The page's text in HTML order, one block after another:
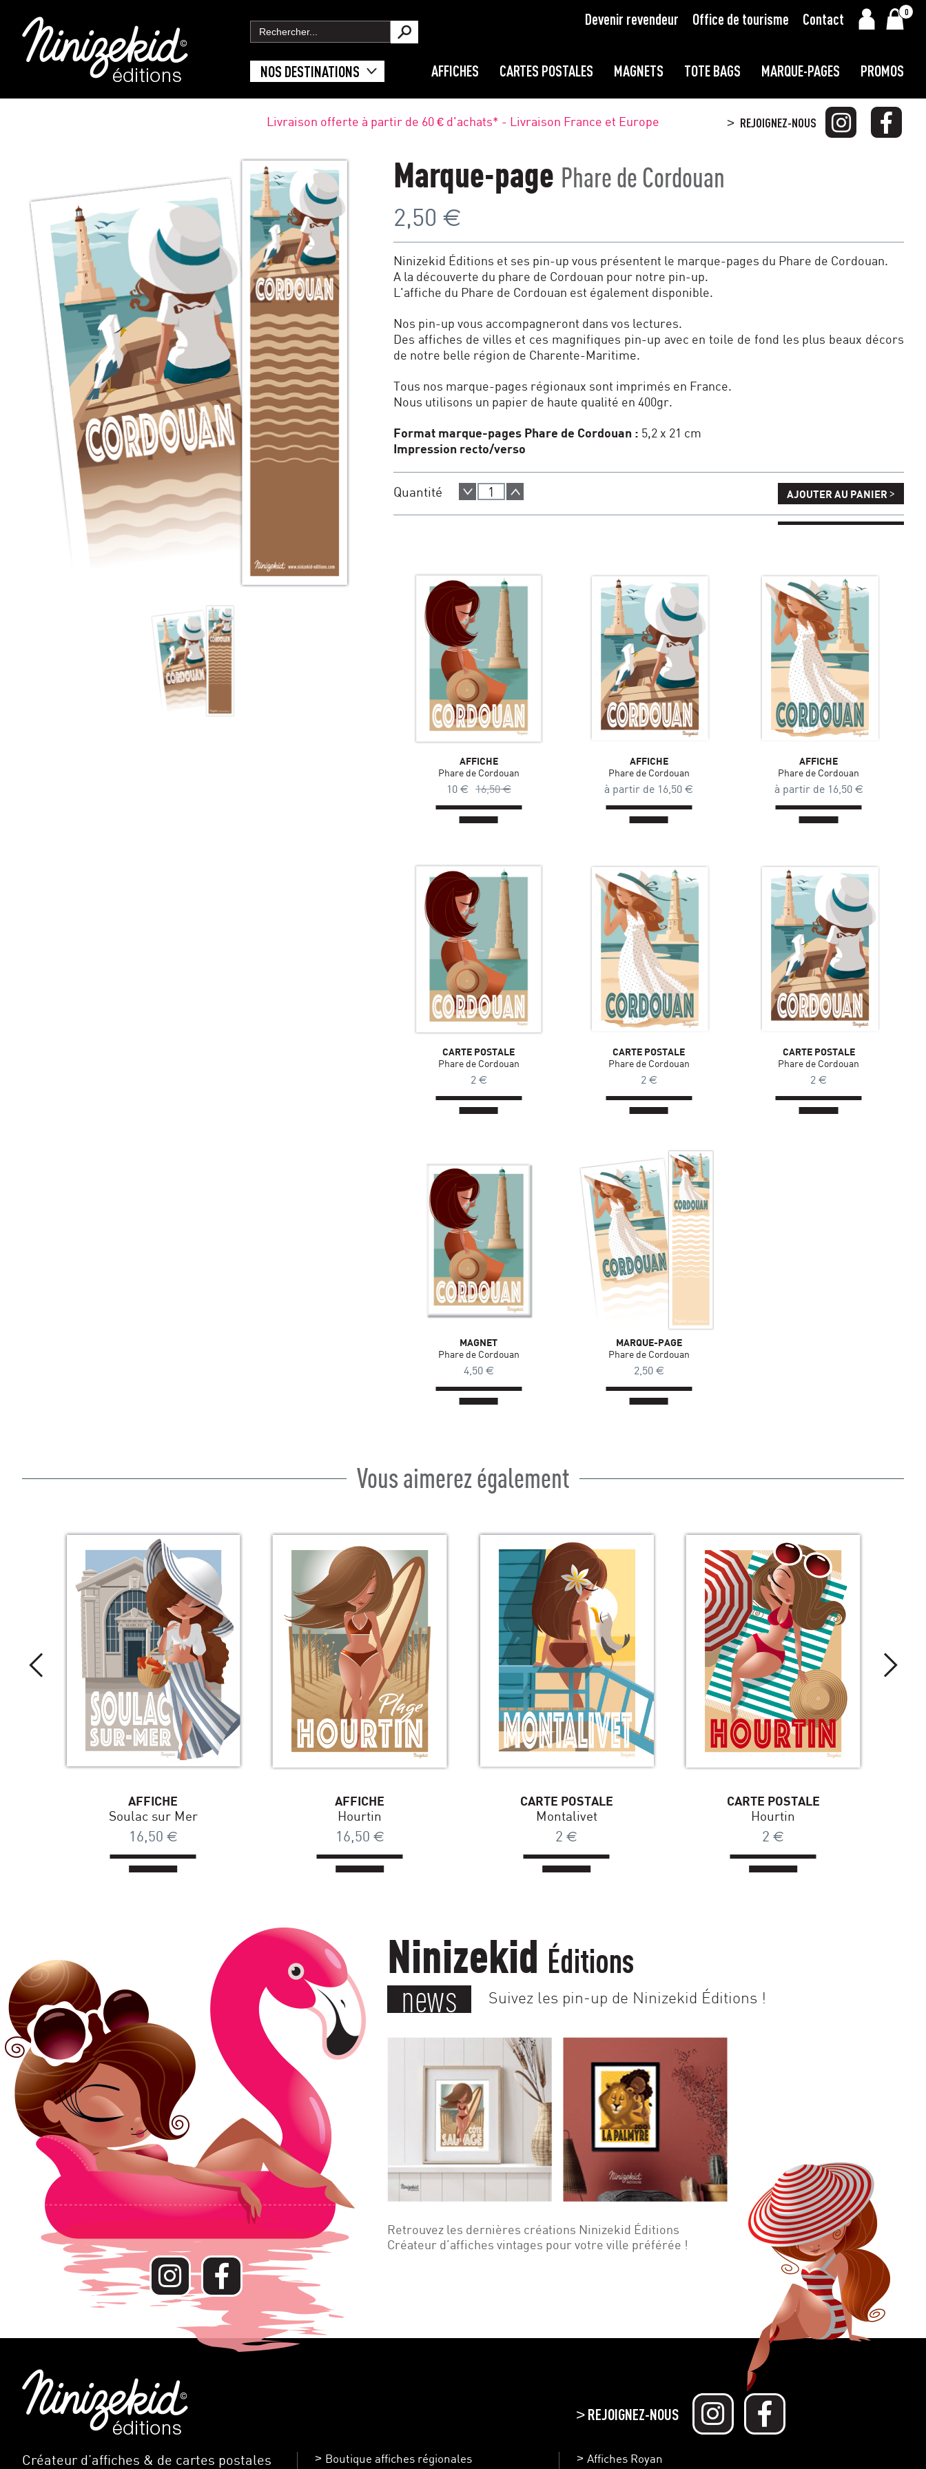
Devenir revendeur Office de tourisme Contact 0
NOS DESTINATIONS AFFICHES CARTES POSTALES MAGNETS TOTE BAGS MARQUE-PAGES PROMOS
> REJOIGNEZ-NOUS
Livraison offerte à partir de 60 € d'achats* - Livraison France et Europe
Marque-page Phare de Cordouan
2,50 €
Ninizekid Éditions et ses pin-up vous présentent le marque-pages du Phare de Cordouan.
A la découverte du phare de Cordouan pour notre pin-up.
L'affiche du Phare de Cordouan est également disponible.
Nos pin-up vous accompagneront dans vos lectures.
Des affiches de villes et ces magnifiques pin-up avec en toile de fond les plus beaux décors
de notre belle région de Charente-Maritime.
Tous nos marque-pages régionaux sont imprimés en France.
Nous utilisons un papier de haute qualité en 400gr.
Format marque-pages Phare de Cordouan : 5,2 x 21 cm
Impression recto/verso
Quantité AJOUTER AU PANIER >
AFFICHE
Phare de Cordouan
10 € 16,50€
AFFICHE
Phare de Cordouan
à partir de 16,50€
AFFICHE
Phare de Cordouan
à partir de 16,50 €
CARTE POSTALE
Phare de Cordouan
2 €
CARTE POSTALE
Phare de Cordouan
2 €
CARTE POSTALE
Phare de Cordouan
2€
MAGNET
Phare de Cordouan
4,50 €
MARQUE-PAGE
Phare de Cordouan
2,50 €
Vous aimerez également
AFFICHE
Soulac sur Mer
16,50 €
AFFICHE
Hourtin
16,50 €
CARTE POSTALE
Montalivet
2 €
CARTE POSTALE
Hourtin
2 €
Ninizekid Éditions
news Suivez les pin-up de Ninizekid Éditions !
Retrouvez les dernières créations Ninizekid Éditions
Créateur d’affiches vintages pour votre ville préférée !
>REJOIGNEZ-NOUS
Créateur d’affiches & de cartes postales
Boutique affiches régionales Affiches Royan